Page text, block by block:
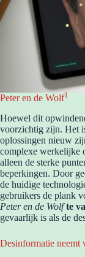
Peter en de Wolf1
Hoewel dit
voorzichtig zijn. Het
oplossingen nieuw
complexe werkelijke
alleen de sterke
beperkingen. Door
de huidige
gebruikers de plank
Peter en de Wolf te
gevaarlijk is als de
Desinformatie neemt